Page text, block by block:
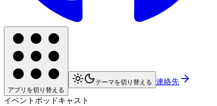
アプリを切り替える
テーマを切り替える 連絡先
イベント ポッドキャスト